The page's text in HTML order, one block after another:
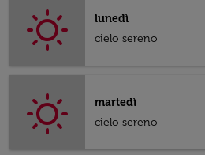
lunedì
cielo sereno
martedì
cielo sereno